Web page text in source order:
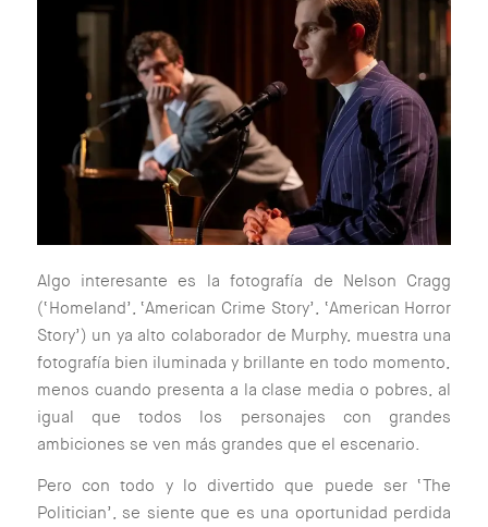
Algo interesante es la fotografía de Nelson Cragg
(‘Homeland’, ‘American Crime Story’, ‘American Horror
Story’) un ya alto colaborador de Murphy, muestra una
fotografía bien iluminada y brillante en todo momento,
menos cuando presenta a la clase media o pobres, al
igual que todos los personajes con grandes
ambiciones se ven más grandes que el escenario.
Pero con todo y lo divertido que puede ser ‘The
Politician’, se siente que es una oportunidad perdida